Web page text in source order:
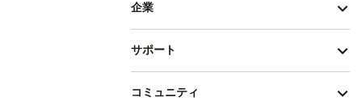
企業
サポート
コミュニティ